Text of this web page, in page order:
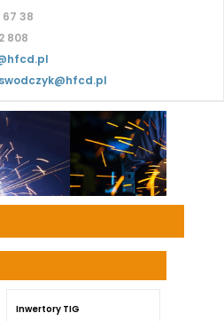
38
808
Inwertory TIG